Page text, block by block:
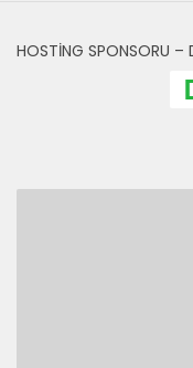
HOSTING SPONSORU –